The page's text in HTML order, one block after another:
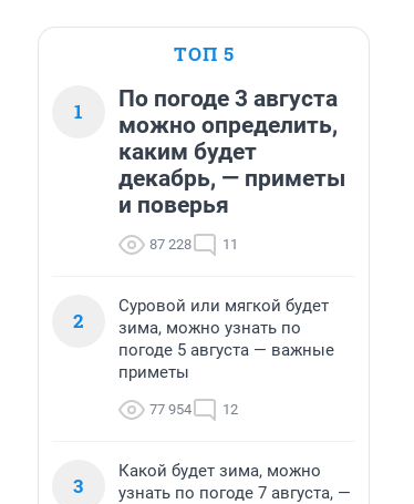
ТОП 5
1
По погоде 3 августа
можно определить,
каким будет
декабрь, — приметы
и поверья
87 228 11
2
Суровой или мягкой будет
зима, можно узнать по
погоде 5 августа — важные
приметы
77 954 12
3
Какой будет зима, можно
узнать по погоде 7 августа, —